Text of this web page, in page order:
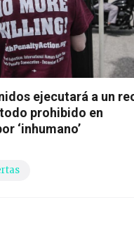
ejecutará a un
prohibido en
‘inhumano’